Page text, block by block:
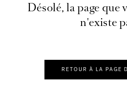
Désolé, la page que
n'existe
RETOUR À LA PAGE